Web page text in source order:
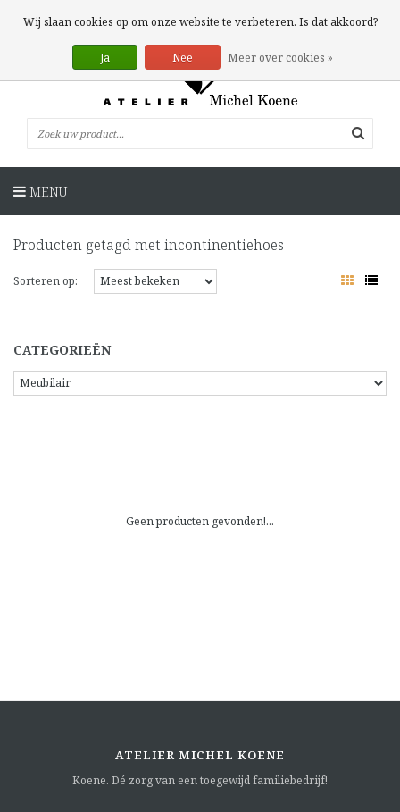
0 Artikelen
MENU
Producten getagd met incontinentiehoes
Sorteren op:
CATEGORIEËN
Geen producten gevonden!...
ATELIER MICHEL KOENE
Koene. Dé zorg van een toegewijd familiebedrijf!
Wij slaan cookies op om onze website te verbeteren. Is dat akkoord?
Ja Nee Meer over cookies »